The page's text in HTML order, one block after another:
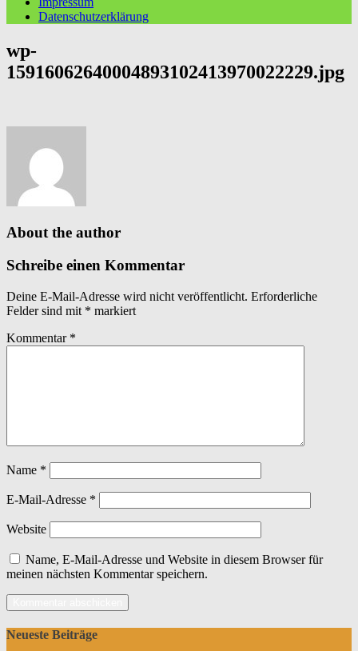
Datenschutzerklärung
wp-
15916062640004893102413970022229.jpg
About the author
Schreibe einen Kommentar
Deine E-Mail-Adresse wird nicht veröffentlicht. Erforderliche
Felder sind mit * markiert
Kommentar *
Name *
E-Mail-Adresse *
Website
Name, E-Mail-Adresse und Website in diesem Browser für
meinen nächsten Kommentar speichern.
Neueste Beiträge